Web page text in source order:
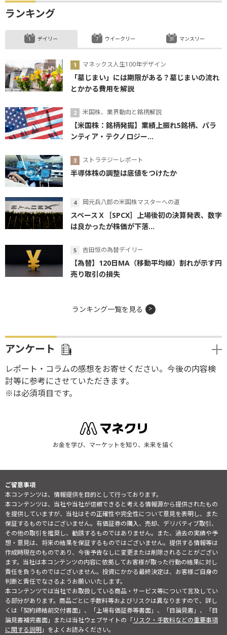
ランキング
デイリー
マネックス人生100年デザイン
「墓じまい」には期限がある？墓じまいの流れ
とかかる費用を解説
米国株、業界動向と銘柄解説
【米国株：銘柄発掘】業績上振れ5銘柄、パラ
ンティア・テクノロジー...
ストラテジーレポート
半導体株の調整は底値をつけたか
岡元兵八郎の米国株マスターへの道
スペースＸ［SPCX］上場後初の決算発表、数字
は良かったが株価が下落...
吉田恒の為替デイリー
【為替】120日MA（移動平均線）割れが示す円
売り取引の損失
ウイークリー マンスリー
ランキング一覧を見る
アンケート
レポート・コラムの感想をお寄せください。今後の内容検
討等に参考にさせていただきます。
※は必須項目です。
お金を学び、マーケットを知り、未来を描く
ご留意事項
本コンテンツは、情報提供を目的として行っております。
本コンテンツは、当社や当社が信頼できると考える情報源から提供されたもの
を提供していますが、当社はその正確性や完全性について意見を表明し、また
保証するものではございません。有価証券の購入、売却、デリバティブ取引、
その他の取引を推奨し、勧誘するものではありません。また、過去の実績や予
想・意見は、将来の結果を保証するものではございません。提供する情報等は
作成時現在のものであり、今後予告なしに変更または削除されることがござい
ます。当社は本コンテンツの内容に依拠してお客様が取った行動の結果に対し
責任を負うものではございません。投資にかかる最終決定は、お客様ご自身の
判断と責任でなさるようお願いいたします。
本コンテンツでは当社でお取扱している商品・サービス等について言及してい
る部分があります。商品ごとに手数料等およびリスクは異なりますので、詳し
くは「契約締結前交付書面」、「上場有価証券等書面」、「目論見書」、「目
論見書補完書面」または当社ウェブサイトの「リスク・手数料などの重要事項
に関する説明」をよくお読みください。